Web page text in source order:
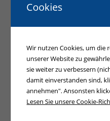
Cookies
Wir nutzen Cookies, um die
unserer Website zu
sie weiter zu verbessern
damit einverstanden sind,
annehmen". Ansonsten
Lesen Sie unsere Cookie-